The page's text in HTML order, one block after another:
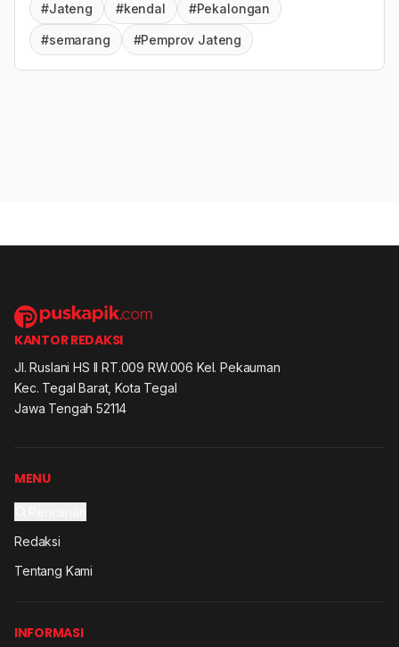
#Jateng #kendal #Pekalongan
#semarang #Pemprov Jateng
KANTOR REDAKSI
Jl. Ruslani HS II RT.009 RW.006 Kel. Pekauman
Kec. Tegal Barat, Kota Tegal
Jawa Tengah 52114
MENU
Redaksi
Tentang Kami
INFORMASI